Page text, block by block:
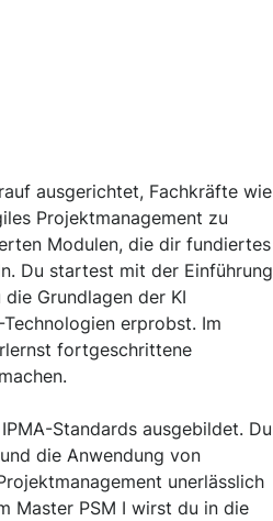
ausgerichtet, Fachkräfte wie
Projektmanagement zu
Modulen, die dir fundiertes
Du startest mit der Einführung
Grundlagen der KI
erprobst. Im
fortgeschrittene
Standards ausgebildet. Du
die Anwendung von
unerlässlich
Master PSM I wirst du in die